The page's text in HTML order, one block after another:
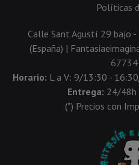
Políticas
Calle Sant Agustí 29 bajo
(España) |
Horario: L a V: 9/13:30 -
Entrega: 24/48h
(*) Precios con